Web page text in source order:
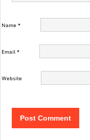
Name*
Email*
Website